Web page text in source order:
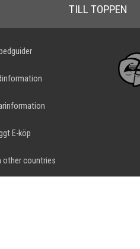
TILL TOPPEN
E-köp
other countries